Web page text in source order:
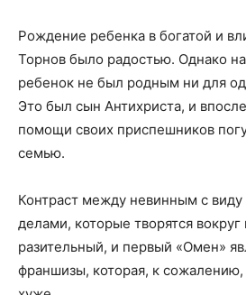
Рождение ребенка в богатой и
Торнов было радостью. Однако
ребенок не был родным ни для
Это был сын Антихриста, и
помощи своих приспешников
семью.
Контраст между невинным с
делами, которые творятся вокруг
разительный, и первый «Омен»
франшизы, которая, к